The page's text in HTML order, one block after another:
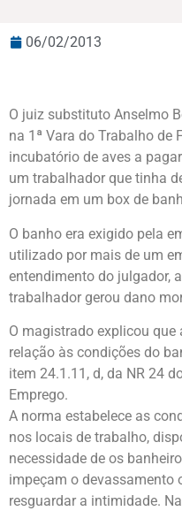
06/02/2013
O juiz substituto Anselmo
na 1ª Vara do Trabalho de
incubatório de aves a
um trabalhador que tinha
jornada em um box de
O banho era exigido pela
utilizado por mais de um
entendimento do julgador,
trabalhador gerou dano
O magistrado explicou que
relação às condições do
item 24.1.11, d, da NR 24
Emprego.
A norma estabelece as
nos locais de trabalho,
necessidade de os
impeçam o devassamento
resguardar a intimidade.